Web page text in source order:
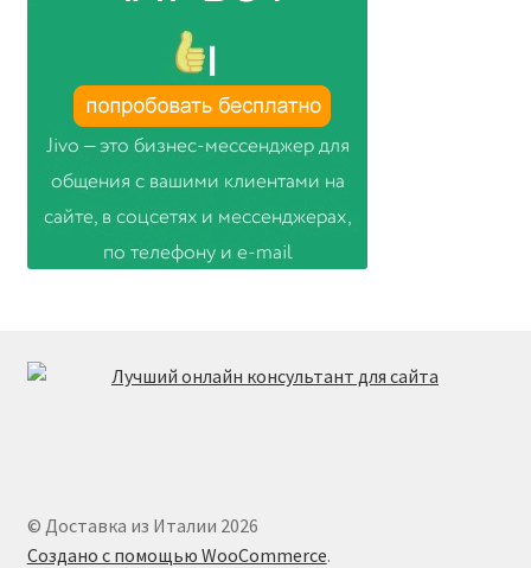
© Доставка из Италии 2026
Создано с помощью WooCommerce.